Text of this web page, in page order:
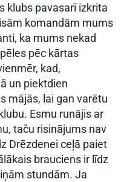
klubs pavasarī izkrita
komandām mums
ka mums nekad
pēc kārtas
kad,
un piektdien
mājās, lai gan varētu
Esmu runājis ar
taču risinājums nav
Drēzdenei ceļā paiet
brauciens ir līdz
stundām. Ja